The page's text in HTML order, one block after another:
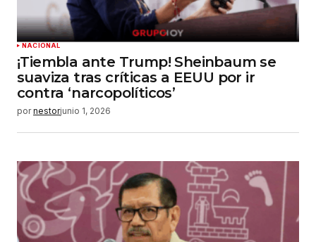
NACIONAL
¡Tiembla ante Trump! Sheinbaum se
suaviza tras críticas a EEUU por ir
contra ‘narcopolíticos’
por nestorjunio 1, 2026